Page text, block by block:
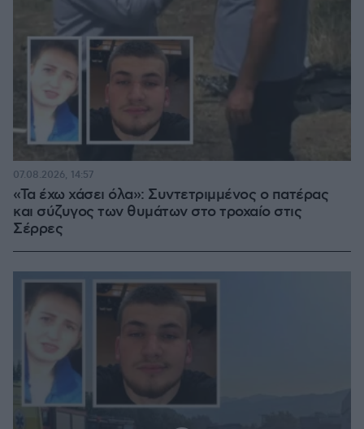
«Τα έχω χάσει όλα»: Συντετριμμένος ο πατέρας
και σύζυγος των θυμάτων στο τροχαίο στις
Σέρρες
07.08.2026, 14:57